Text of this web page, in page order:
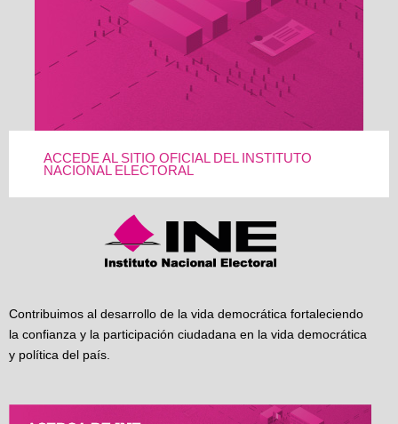
ACCEDE AL SITIO OFICIAL DEL INSTITUTO
NACIONAL ELECTORAL
Contribuimos al desarrollo de la vida democrática fortaleciendo
la confianza y la participación ciudadana en la vida democrática
y política del país.